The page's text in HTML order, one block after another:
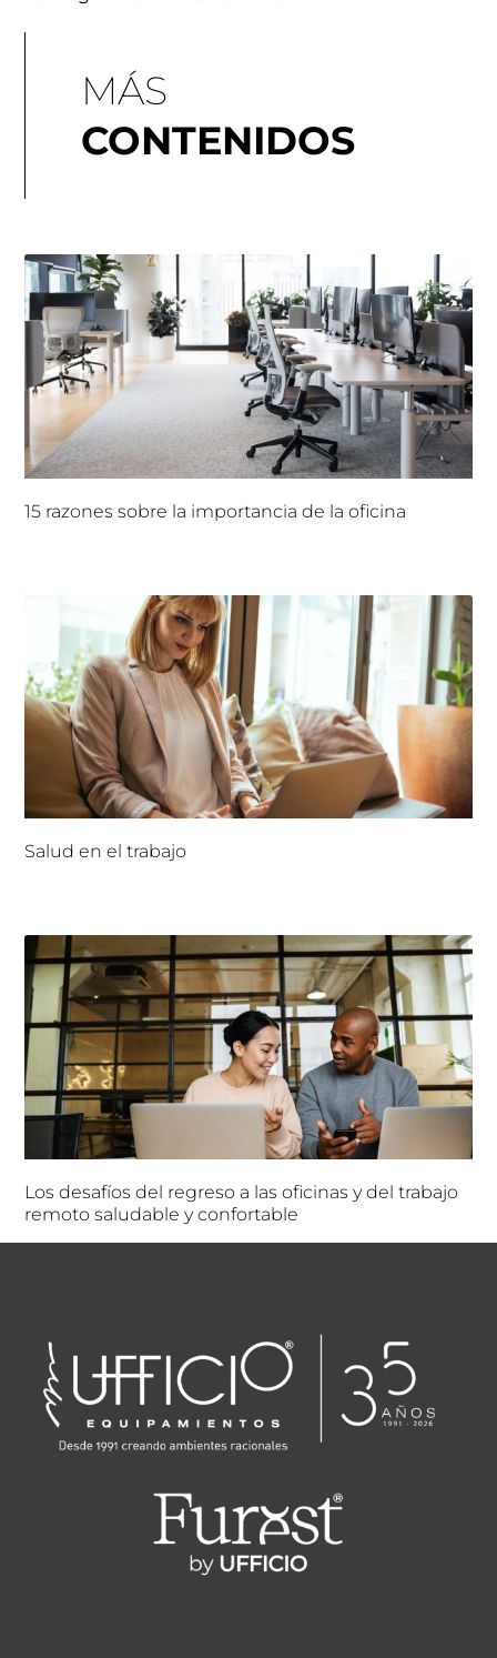
MÁS
CONTENIDOS
15 razones sobre la importancia de la oficina
Salud en el trabajo
Los desafíos del regreso a las oficinas y del trabajo
remoto saludable y confortable